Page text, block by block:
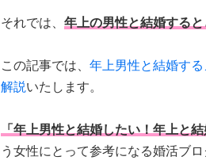
それでは、 年上の男性と結婚する
この記事では、 年上男性と結婚す
解説いたします。
「年上男性と結婚したい！年上と
う女性にとって参考になる婚活ブロ